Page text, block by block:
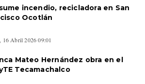
incendio, recicladora en San
Ocotlán
16 Abril 2026 09:01
Mateo Hernández obra en el
Tecamachalco